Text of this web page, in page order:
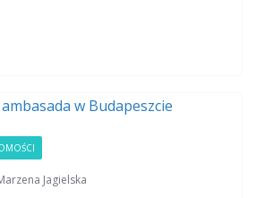
Jagielska